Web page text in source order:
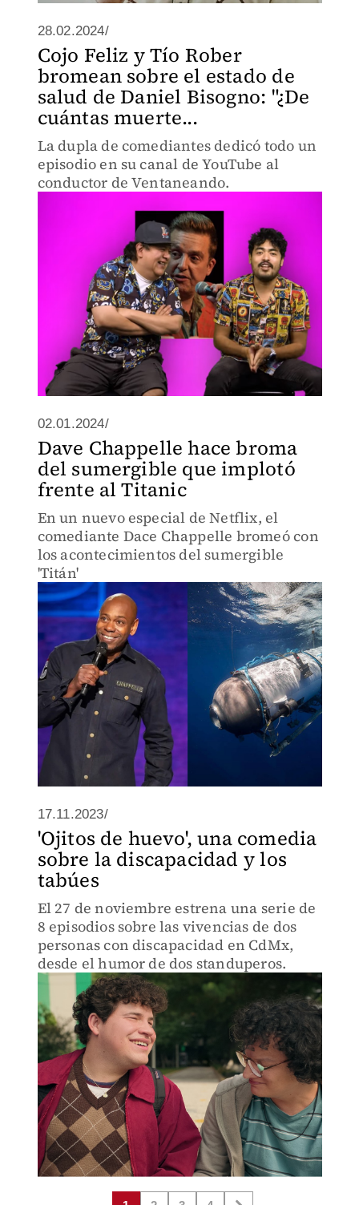
28.02.2024/
Cojo Feliz y Tío Rober
bromean sobre el estado de
salud de Daniel Bisogno: "¿De
cuántas muerte...
La dupla de comediantes dedicó todo un
episodio en su canal de YouTube al
conductor de Ventaneando.
02.01.2024/
Dave Chappelle hace broma
del sumergible que implotó
frente al Titanic
En un nuevo especial de Netflix, el
comediante Dace Chappelle bromeó con
los acontecimientos del sumergible
'Titán'
17.11.2023/
'Ojitos de huevo', una comedia
sobre la discapacidad y los
tabúes
El 27 de noviembre estrena una serie de
8 episodios sobre las vivencias de dos
personas con discapacidad en CdMx,
desde el humor de dos standuperos.